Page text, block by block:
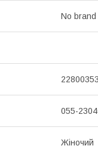
No brand
055-
Жіночий